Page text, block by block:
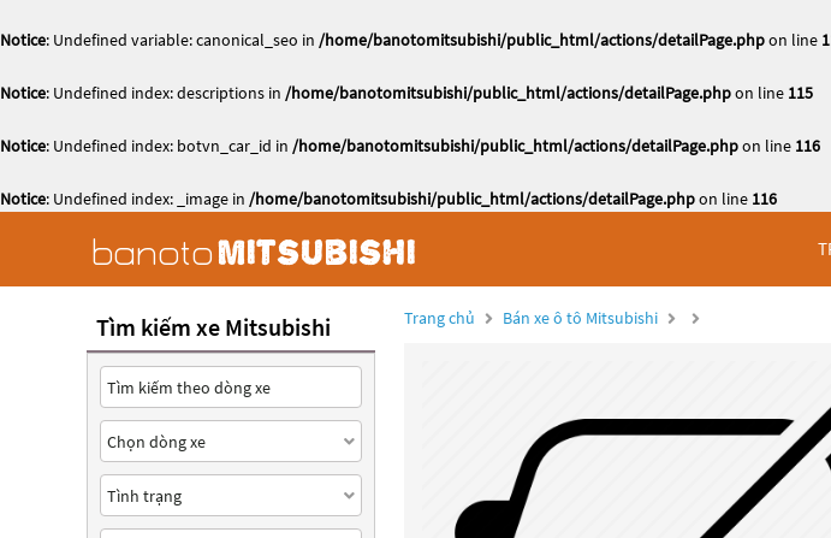
Notice: Undefined variable: canonical_seo in /home/banotomitsubishi/public_html/actions/detailPage.phpon line
Notice: Undefined index: descriptions in /home/banotomitsubishi/public_html/actions/detailPage.phpon line 115
Notice: Undefined index: botvn_car_id in /home/banotomitsubishi/public_html/actions/detailPage.phpon line 116
Notice: Undefined index: _image in /home/banotomitsubishi/public_html/actions/detailPage.phpon line 116
Trang chủ Bán xe ô tô Mitsubishi
Tìm kiếm xe Mitsubishi